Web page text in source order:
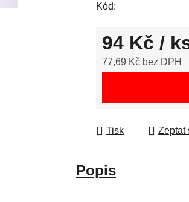
Kód:
94 Kč /
77,69 Kč bez DPH
Tisk Zeptat
Popis